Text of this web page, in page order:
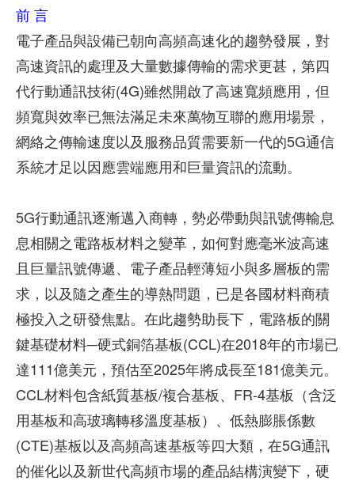
前 言
電子產品與設備已朝向高頻高速化的趨勢發展，對
高速資訊的處理及大量數據傳輸的需求更甚，第四
代行動通訊技術(4G)雖然開啟了高速寬頻應用，但
頻寬與效率已無法滿足未來萬物互聯的應用場景，
網絡之傳輸速度以及服務品質需要新一代的5G通信
系統才足以因應雲端應用和巨量資訊的流動。
5G行動通訊逐漸邁入商轉，勢必帶動與訊號傳輸息
息相關之電路板材料之變革，如何對應毫米波高速
且巨量訊號傳遞、電子產品輕薄短小與多層板的需
求，以及隨之產生的導熱問題，已是各國材料商積
極投入之研發焦點。在此趨勢助長下，電路板的關
鍵基礎材料─硬式銅箔基板(CCL)在2018年的市場已
達111億美元，預估至2025年將成長至181億美元。
CCL材料包含紙質基板/複合基板、FR-4基板（含泛
用基板和高玻璃轉移溫度基板）、低熱膨脹係數
(CTE)基板以及高頻高速基板等四大類，在5G通訊
的催化以及新世代高頻市場的產品結構演變下，硬